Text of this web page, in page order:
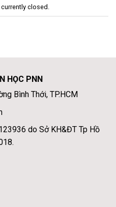
closed.
HỌC PNN
Bình Thới, TP.HCM
do Sở KH&ĐT Tp Hồ